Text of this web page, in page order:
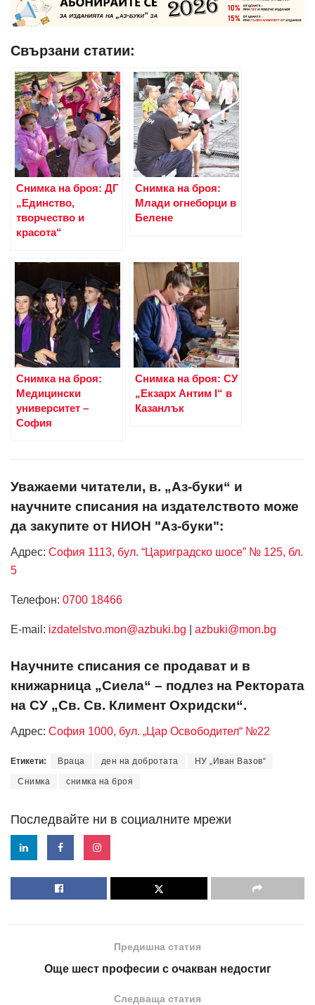
Свързани статии:
Снимка на броя: ДГ
„Единство,
творчество и
красота“
Снимка на броя:
Млади огнеборци в
Белене
Снимка на броя:
Медицински
университет –
София
Снимка на броя: СУ
„Екзарх Антим I“ в
Казанлък
Уважаеми читатели, в. „Аз-буки“ и
научните списания на издателството може
да закупите от НИОН "Аз-буки":
Адрес: София 1113, бул. “Цариградско шосе” № 125, бл.
5
Телефон: 0700 18466
Е-mail: izdatelstvo.mon@azbuki.bg azbuki@mon.bg
Научните списания се продават и в
книжарница „Сиела“ – подлез на Ректората
на СУ „Св. Св. Климент Охридски“.
Адрес: София 1000, бул. „Цар Освободител“ №22
Етикети: Враца ден на добротата НУ „Иван Вазов“
Снимка снимка на броя
Последвайте ни в социалните мрежи
Предишна статия
Още шест професии с очакван недостиг
Следваща статия